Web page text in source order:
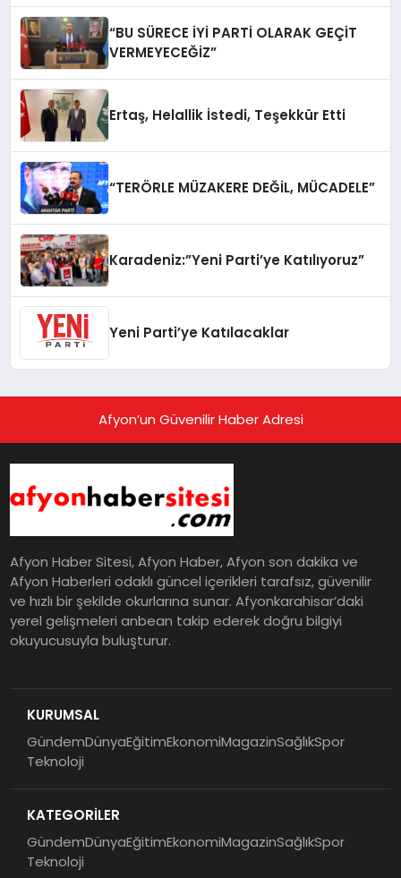
“BU SÜRECE İYİ PARTİ OLARAK GEÇİT
VERMEYECEĞİZ”
Ertaş, Helallik İstedi, Teşekkür Etti
“TERÖRLE MÜZAKERE DEĞİL, MÜCADELE”
Karadeniz:”Yeni Parti’ye Katılıyoruz”
Yeni Parti’ye Katılacaklar
Afyon’un Güvenilir Haber Adresi
Afyon Haber Sitesi, Afyon Haber, Afyon son dakika ve
Afyon Haberleri odaklı güncel içerikleri tarafsız, güvenilir
ve hızlı bir şekilde okurlarına sunar. Afyonkarahisar’daki
yerel gelişmeleri anbean takip ederek doğru bilgiyi
okuyucusuyla buluşturur.
KURUMSAL
GündemDünyaEğitimEkonomiMagazinSağlıkSpor
Teknoloji
KATEGORİLER
GündemDünyaEğitimEkonomiMagazinSağlıkSpor
Teknoloji